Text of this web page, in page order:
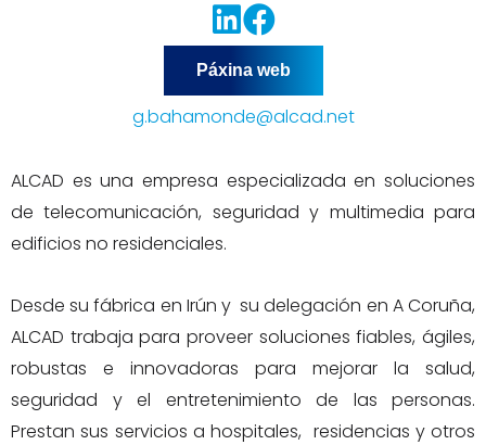
Páxina web
g.bahamonde@alcad.net
ALCAD es una empresa especializada en soluciones
de telecomunicación, seguridad y multimedia para
edificios no residenciales.
Desde su fábrica en Irún y su delegación en A Coruña,
ALCAD trabaja para proveer soluciones fiables, ágiles,
robustas e innovadoras para mejorar la salud,
seguridad y el entretenimiento de las personas.
Prestan sus servicios a hospitales, residencias y otros